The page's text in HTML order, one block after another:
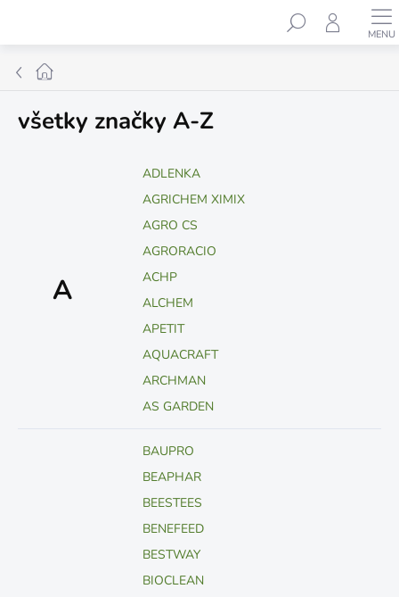
obsah
Hľadať
Domov
všetky značky A-Z
A
ADLENKA
AGRICHEM XIMIX
AGRO CS
AGRORACIO
ACHP
ALCHEM
APETIT
AQUACRAFT
ARCHMAN
AS GARDEN
BAUPRO
BEAPHAR
BEESTEES
BENEFEED
BESTWAY
BIOCLEAN